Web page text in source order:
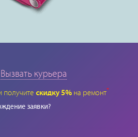
Вызвать курьера
получите скидку 5% на ремонт*
заявки?